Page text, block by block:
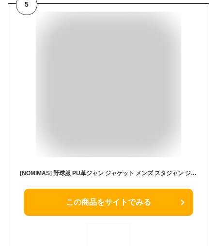
5
[NOMIMAS] 野球服 PU革ジャン ジャケット メンズ スタジャン ジャンパー フード付き パッチワーク 春秋 ゆったり 韓国風 カッコイイ おしゃれ 英字柄 ワッペン ヒップホップ ストリート カジュアル オーバーサイズ 通学通勤 防寒防風 アウター ブラック
この商品をサイトでみる